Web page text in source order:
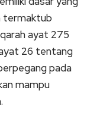
termaktub
ayat 275
26 tentang
pada
mampu